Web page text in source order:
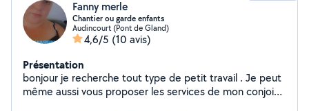
Fanny merle
Chantier ou garde enfants
Audincourt (Pont de Gland)
4,6/5 (10 avis)
Présentation
bonjour je recherche tout type de petit travail . Je peut
même aussi vous proposer les services de mon conjoint